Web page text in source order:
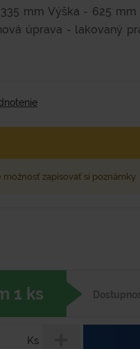
mm Výška - 625
úprava - lakovaný
možnosť zapisovať si poznámky
1 ks
Ks